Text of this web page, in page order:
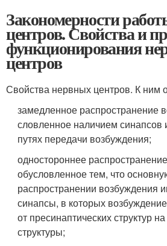
Закономерности
центров. Свойства и
функционирования
центров
Свойства нервных центров. К ним
замедленное распространение
словленное наличием синапсов
путях пе­редачи возбуждения;
одностороннее
обусловленное тем, что
распространении воз­буждения
синапсы, в которых
от пресинаптических структур
структуры;